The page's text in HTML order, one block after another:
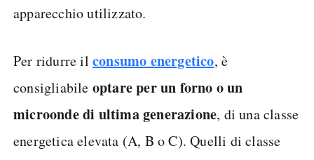
apparecchio utilizzato.
Per ridurre il consumo energetico, è
consigliabile optare per un forno o un
microonde di ultima generazione, di una classe
energetica elevata (A, B o C). Quelli di classe